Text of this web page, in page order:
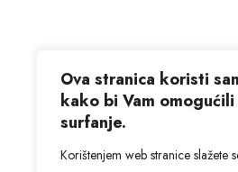
Ova stranica koristi
kako bi Vam
surfanje.
Korištenjem web stranice slažete